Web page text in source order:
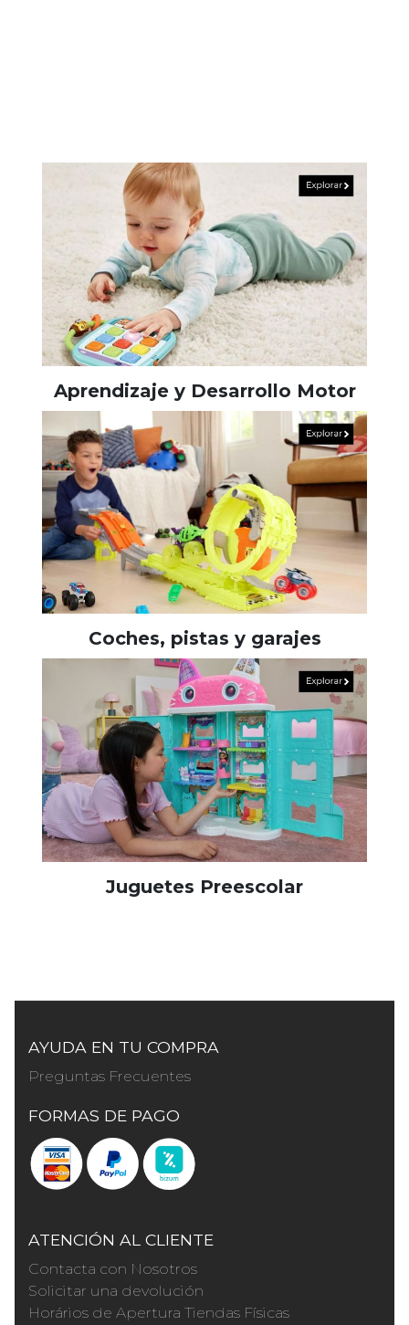
Aprendizaje y Desarrollo Motor
Coches, pistas y garajes
Juguetes Preescolar
AYUDA EN TU COMPRA
Preguntas Frecuentes
FORMAS DE PAGO
ATENCIÓN AL CLIENTE
Contacta con Nosotros
Solicitar una devolución
Horários de Apertura Tiendas Físicas